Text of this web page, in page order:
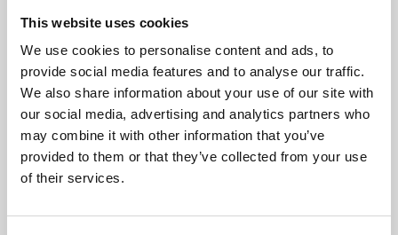
This website uses cookies
We use cookies to personalise content and ads, to
provide social media features and to analyse our traffic.
We also share information about your use of our site with
our social media, advertising and analytics partners who
may combine it with other information that you’ve
provided to them or that they’ve collected from your use
of their services.
Temperatura Máxima de Gases (ºC) 125
Temperatura Mínima de Gases (ºC) 53
Peso (kg) 143